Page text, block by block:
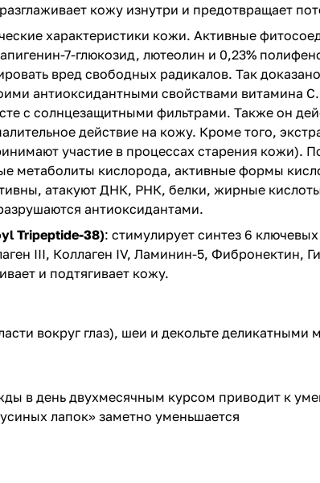
кожу изнутри и предотвращает
характеристики кожи. Активные
7-глюкозид, лютеолин и 0,23%
вред свободных радикалов. Так
антиоксидантными свойствами
с солнцезащитными фильтрами. Также он
действие на кожу. Кроме того,
участие в процессах старения кожи).
метаболиты кислорода, активные формы
атакуют ДНК, РНК, белки, жирные
антиоксидантами.
Tripeptide-38): стимулирует синтез 6
III, Коллаген IV, Ламинин-5, Фибронектин,
и подтягивает кожу.
вокруг глаз), шеи и декольте
в день двухмесячным курсом приводит к
лапок» заметно уменьшается